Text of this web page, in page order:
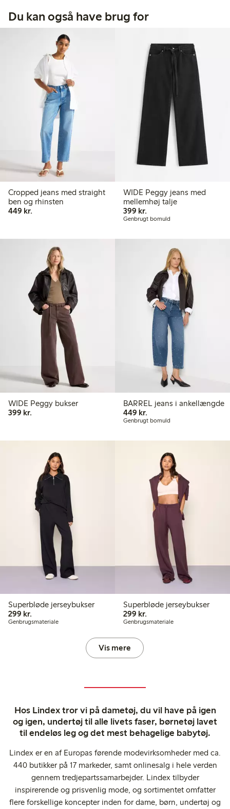
Du kan også have brug for
Cropped jeans med straight
ben og rhinsten
449 kr.
WIDE Peggy jeans med
mellemhøj talje
399 kr.399,00 kr.
Genbrugt bomuld
WIDE Peggy bukser
399 kr.
BARREL jeans i ankellængde
449 kr.
Genbrugt bomuld
Superbløde jerseybukser
299 kr.
Genbrugsmateriale
Superbløde jerseybukser
299 kr.299,00 kr.
Genbrugsmateriale
Vis mere
Hos Lindex tror vi på dametøj, du vil have på igen
og igen, undertøj til alle livets faser, børnetøj lavet
til endeløs leg og det mest behagelige babytøj.
Lindex er en af Europas førende modevirksomheder med ca.
440 butikker på 17 markeder, samt onlinesalg i hele verden
gennem tredjepartssamarbejder. Lindex tilbyder
inspirerende og prisvenlig mode, og sortimentet omfatter
flere forskellige koncepter inden for dame, børn, undertøj og